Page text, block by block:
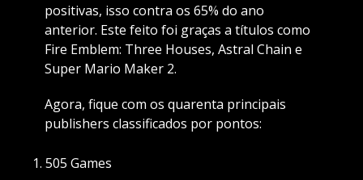
positivas, isso contra os 65% do ano
anterior. Este feito foi graças a títulos como
Fire Emblem: Three Houses, Astral Chain e
Super Mario Maker 2.
Agora, fique com os quarenta principais
publishers classificados por pontos:
505 Games